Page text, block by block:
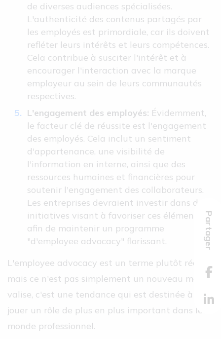
de diverses audiences spécialisées.
L'authenticité des contenus partagés par
les employés est primordiale, car ils doivent
refléter leurs intérêts et leurs compétences.
Cela contribue à susciter l'intérêt et à
encourager l'interaction avec la marque
employeur au sein de leurs communautés
respectives.
L'engagement des employés: Évidemment,
le facteur clé de réussite est l'engagement
des employés. Cela inclut un sentiment
d'appartenance, une visibilité de
l'information en interne, ainsi que des
ressources humaines et financières pour
soutenir l'engagement des collaborateurs.
Les entreprises devraient investir dans des
initiatives visant à favoriser ces éléments
afin de maintenir un programme
"d'employee advocacy" florissant.
L'employee advocacy est un terme plutôt récent,
mais ce n'est pas simplement un nouveau mot-
valise, c'est une tendance qui est destinée à
jouer un rôle de plus en plus important dans le
monde professionnel.
Partager